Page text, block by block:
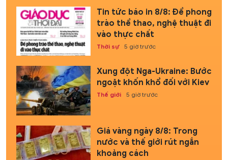
Tin tức báo in 8/8: Để phong
trào thể thao, nghệ thuật đi
vào thực chất
Thời sự 5 giờ trước
Xung đột Nga-Ukraine: Bước
ngoặt khốn khổ đối với Kiev
Thế giới 5 giờ trước
Giá vàng ngày 8/8: Trong
nước và thế giới rút ngắn
khoảng cách